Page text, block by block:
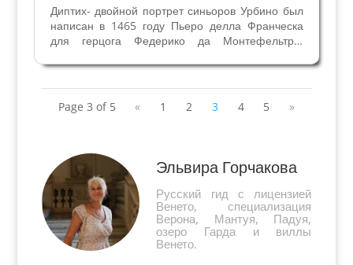
Диптих- двойной портрет синьоров Урбино был
написан в 1465 году Пьеро делла Франческа
для герцога Федерико да Монтефельтро,
является одним из ранних портретов Эпохи
Возрождения. Герцогу 43 года, его второй жене
Баттисте...
Page 3 of 5 « 1 2 3 4 5 »
Эльвира Горчакова
Русский гид с лицензией
Венето, специализация
Верона, Мантуя, Падуя,
озеро Гарда и виллы
Венето.